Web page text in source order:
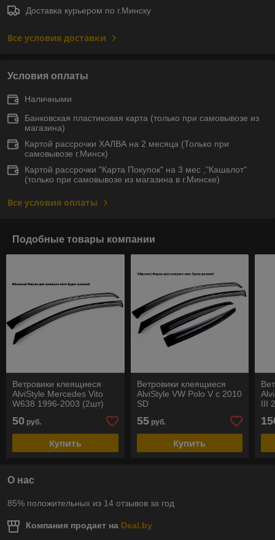
Доставка курьером по г.Минску
Все условия доставки
Условия оплаты
Наличными
Банковская пластиковая карта (только при самовывозе из
магазина)
Картой рассрочки ХАЛВА на 2 месяца (Только при
самовывозе г.Минск)
Картой рассрочки "Карта Покупок" на 3 мес ,"Кашалот"
(только при самовывозе из магазина в г.Минске)
Все условия оплаты
Подобные товары компании
Ветровики клеящиеся
AlviStyle Mercedes Vito
W638 1996-2003 (2шт)
50 руб.
Купить
Ветровики клеящиеся
AlviStyle VW Polo V с 2010
SD
55руб.
Купить
III
О нас
85% положительных из 14 отзывов за год
Компания продает на Deal.by